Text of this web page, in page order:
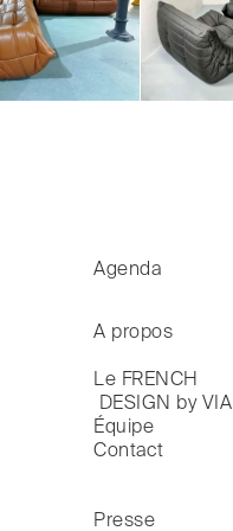
Agenda
A propos
Le FRENCH
DESIGN by VIA
Équipe
Contact
Presse